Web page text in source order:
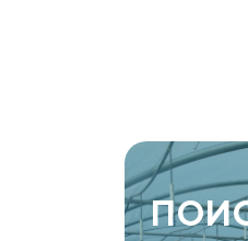
ArtGreen
растений, АртГрин)